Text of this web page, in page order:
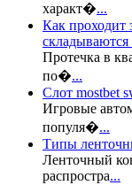
характ�...
Как проходит
Протечка в
по�...
Слот mostbet
Игровые
популя�...
Типы
Ленточный
распростра...